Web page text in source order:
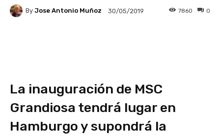
By Jose Antonio Muñoz 30/05/2019 0
7860
La inauguración de MSC
Grandiosa tendrá lugar en
Hamburgo y supondrá la